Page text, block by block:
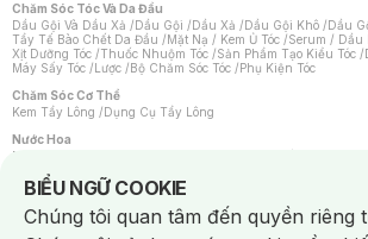
Chăm Sóc Tóc Và Da Đầu
Dầu Gội Và Dầu Xả /Dầu Gội /Dầu Xả /Dầu Gội Khô /Dầu
Tẩy Tế Bào Chết Da Đầu /Mặt Nạ / Kem Ủ Tóc /Serum / Dầu
Xịt Dưỡng Tóc /Thuốc Nhuộm Tóc /Sản Phẩm Tạo Kiểu Tóc /
Máy Sấy Tóc /Lược /Bộ Chăm Sóc Tóc /Phụ Kiện Tóc
Chăm Sóc Cơ Thể
Kem Tẩy Lông /Dụng Cụ Tẩy Lông
Nước Hoa
Nước Hoa Nữ
Chăm Sóc Cá Nhân
Chống Muỗi /Khẩu Trang /Máy Massage/Mặt Nạ Xông Hơi /
Sản Phẩm Chăm Sóc Khác /Bàn Chải Đánh Răng /Bàn
BIỂU NGỮ COOKIE
Notice about cookies usage
Chúng tôi quan tâm đến quyền riêng